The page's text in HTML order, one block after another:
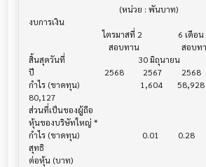
งบการเงิน
                                   ไตรมาสที่ 2                 6 เดือน
สิ้นสุดวันที่			            30 มิถุนายน                30 มิถุนายน
ปี       			    2568         2567         2568         2567
กำไร (ขาดทุน) 			     1,604       58,928       92,832
80,127
ส่วนที่เป็นของผู้ถือ
หุ้นของบริษัทใหญ่ *
กำไร (ขาดทุน) 			      0.01         0.28         0.44         0.38
สุทธิ
ต่อหุ้น (บาท)